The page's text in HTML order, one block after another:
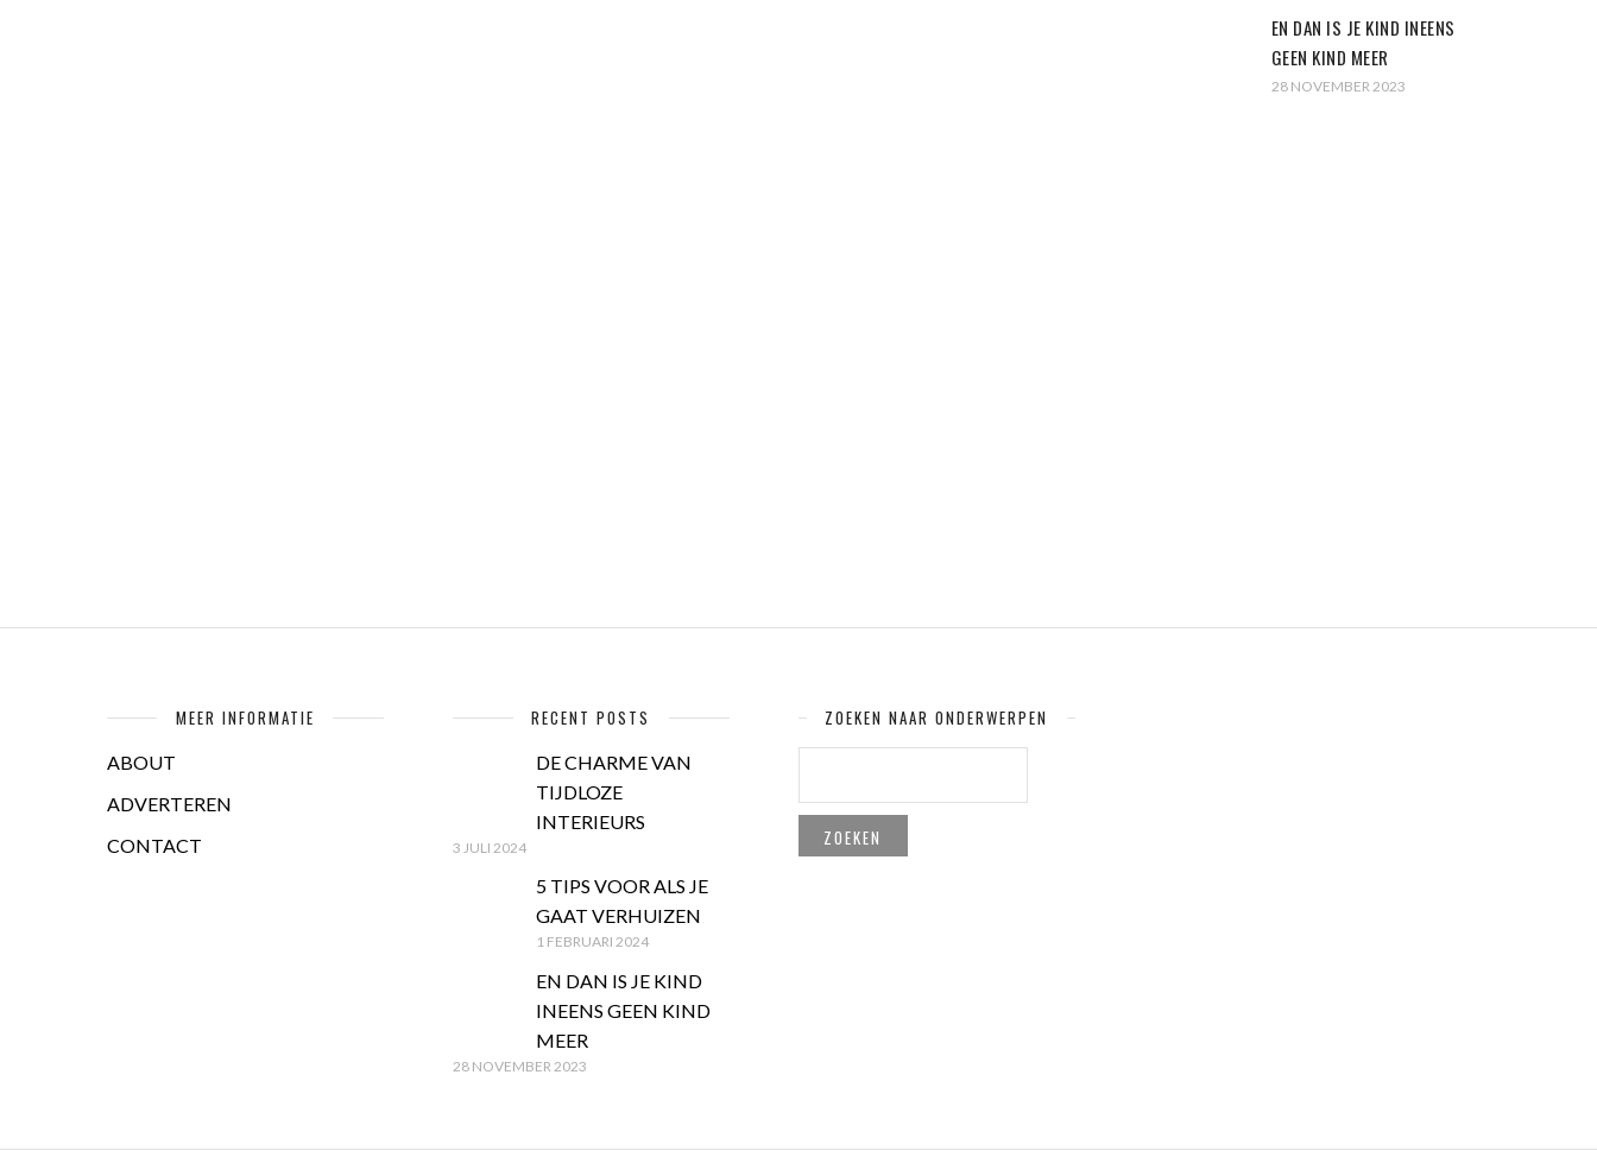
EN DAN IS JE KIND INEENS
GEEN KIND MEER
28 NOVEMBER 2023
MEER INFORMATIE
ABOUT
ADVERTEREN
CONTACT
RECENT POSTS
DE CHARME VAN
TIJDLOZE
INTERIEURS
3 JULI 2024
5 TIPS VOOR ALS JE
GAAT VERHUIZEN
1 FEBRUARI 2024
EN DAN IS JE KIND
INEENS GEEN KIND
MEER
28 NOVEMBER 2023
ZOEKEN NAAR ONDERWERPEN